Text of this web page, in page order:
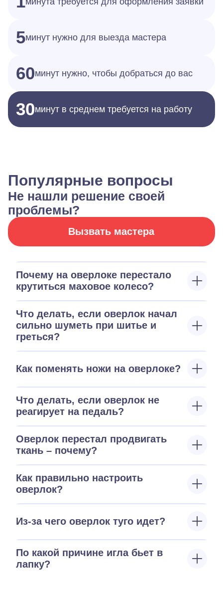
5минут нужно для выезда мастера
60минут нужно, чтобы добраться до вас
30минут в среднем требуется на работу
Популярные вопросы
Не нашли решение своей
проблемы?
Вызвать мастера
Почему на оверлоке перестало
крутиться маховое колесо?
Что делать, если оверлок начал
сильно шуметь при шитье и
греться?
Как поменять ножи на оверлоке?
Что делать, если оверлок не
реагирует на педаль?
Оверлок перестал продвигать
ткань – почему?
Как правильно настроить
оверлок?
Из-за чего оверлок туго идет?
По какой причине игла бьет в
лапку?